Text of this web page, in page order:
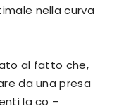
nella curva
al fatto che,
da una presa
la co –